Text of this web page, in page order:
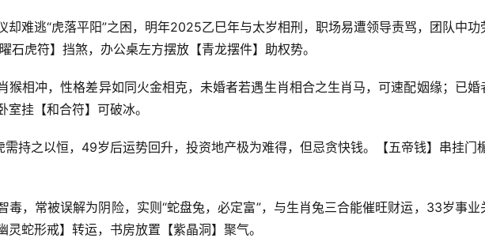
却难逃“虎落平阳”之困，明年2025乙巳年与太岁相刑，职场易遭领导责骂，团队中功
石虎符】挡煞，办公桌左方摆放【青龙摆件】助权势。
猴相冲，性格差异如同火金相克，未婚者若遇生肖相合之生肖马，可速配姻缘；已婚
挂【和合符】可破冰。
需持之以恒，49岁后运势回升，投资地产极为难得，但忌贪快钱。【五帝钱】串挂门
毒，常被误解为阴险，实则“蛇盘兔，必定富”，与生肖兔三合能催旺财运，33岁事业
蛇形戒】转运，书房放置【紫晶洞】聚气。